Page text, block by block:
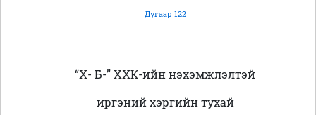
Дугаар 122
“Х- Б-” ХХК-ийн нэхэмжлэлтэй
иргэний хэргийн тухай